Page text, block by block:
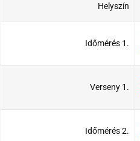
Helyszín
Időmérés 1.
Verseny 1.
Időmérés 2.